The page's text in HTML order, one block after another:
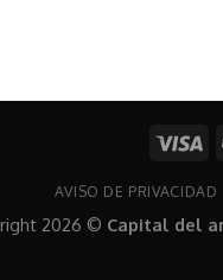
AVISO DE PRIVACIDAD
2026 © Capital del